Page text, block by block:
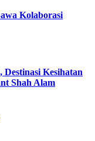
Kolaborasi
Kesihatan
Shah Alam